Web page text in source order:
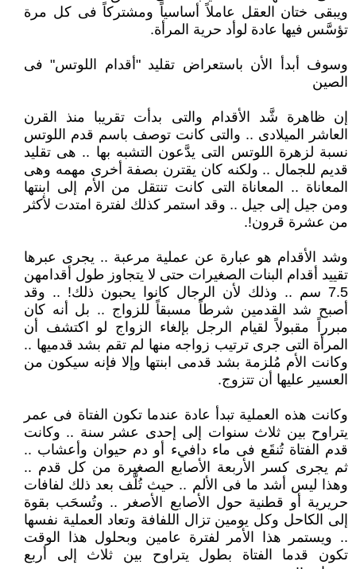
ويبقى ختان العقل عاملاً أساسياً ومشتركاً فى كل مرة
تؤسَّس فيها عادة لوأد حرية المرأة.
وسوف أبدأ الأن باستعراض تقليد "أقدام اللوتس" فى
الصين
إن ظاهرة شَّد الأقدام والتى بدأت تقريبا منذ القرن
العاشر الميلادى .. والتى كانت توصف باسم قدم اللوتس
نسبة لزهرة اللوتس التى يدَّعون التشبه بها .. هى تقليد
قديم للجمال .. ولكنه كان يقترن بصفة أخرى مهمه وهى
المعاناة .. المعاناة التى كانت تنتقل من الأم إلى ابنتها
ومن جيل إلى جيل .. وقد استمر كذلك لفترة امتدت لأكثر
من عشرة قرون!.
وشد الأقدام هو عبارة عن عملية مرعبة .. يجرى عبرها
تقييد أقدام البنات الصغيرات حتى لا يتجاوز طول أقدامهن
7.5 سم .. وذلك لأن الرجال كانوا يحبون ذلك! .. وقد
أصبح شد القدمين شرطاً مسبقاً للزواج .. بل أنه كان
مبرراً مقبولاً لقيام الرجل بإلغاء الزواج لو اكتشف أن
المرأة التى جرى ترتيب زواجه منها لم تقم بشد قدميها ..
وكانت الأم مُلزمة بشد قدمى ابنتها وإلا فإنه سيكون من
العسير عليها أن تتزوج.
وكانت هذه العملية تبدأ عادة عندما تكون الفتاة فى عمر
يتراوح بين ثلاث سنوات إلى إحدى عشر سنة .. وكانت
قدم الفتاة تُنقَع فى ماء دافيء أو دم حيوان وأعشاب ..
ثم يجرى كسر الأربعة الأصابع الصغيرة من كل قدم ..
وهذا ليس أشد ما فى الألم .. حيث تُلَّف بعد ذلك لفافات
حريرية أو قطنية حول الأصابع الأصغر .. وتُسحَب بقوة
إلى الكاحل وكل يومين تزال اللفافة وتعاد العملية نفسها
.. ويستمر هذا الأمر لفترة عامين وبحلول هذا الوقت
تكون قدما الفتاة بطول يتراوح بين ثلاث إلى أربع